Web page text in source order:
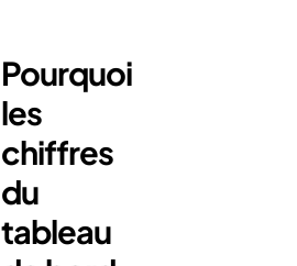
Pourquoi
les
chiffres
du
tableau